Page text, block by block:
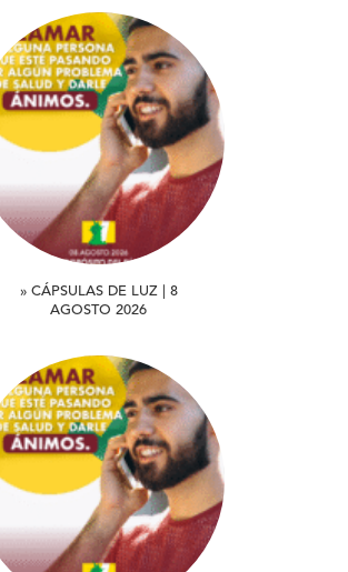
» CÁPSULAS DE LUZ | 8
AGOSTO 2026